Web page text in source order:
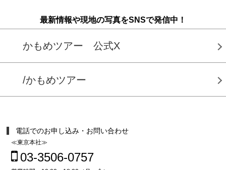
最新情報や現地の写真をSNSで発信中！
かもめツアー 公式X
/かもめツアー
電話でのお申し込み・お問い合わせ
≪東京本社≫
03-3506-0757